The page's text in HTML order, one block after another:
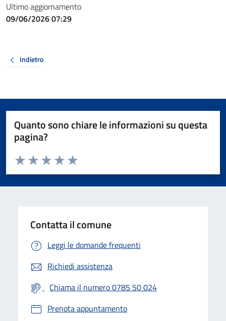
Ultimo aggiornamento
09/06/2026 07:29
Indietro
Quanto sono chiare le informazioni su questa
pagina?
Valuta da 1 a 5 stelle la pagina
Valuta 5 stelle su 5
Valuta 4 stelle su 5
Valuta 3 stelle su 5
Valuta 2 stelle su 5
Valuta 1 stelle su 5
Contatta il comune
Leggi le domande frequenti
Richiedi assistenza
Chiama il numero 0785 50 024
Prenota appuntamento